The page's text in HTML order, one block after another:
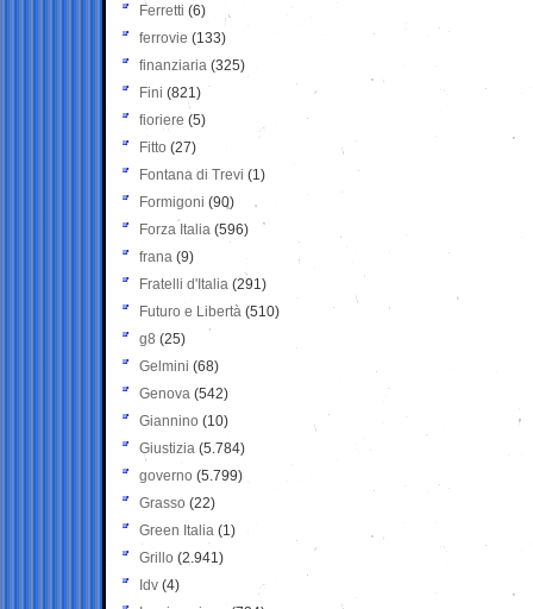
Ferretti (6)
ferrovie (133)
finanziaria (325)
Fini (821)
fioriere (5)
Fitto (27)
Fontana di Trevi (1)
Formigoni (90)
Forza Italia (596)
frana (9)
Fratelli d'Italia (291)
Futuro e Libertà (510)
g8 (25)
Gelmini (68)
Genova (542)
Giannino (10)
Giustizia (5.784)
governo (5.799)
Grasso (22)
Green Italia (1)
Grillo (2.941)
Idv (4)